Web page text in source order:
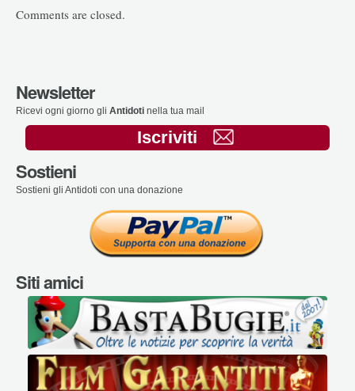
Comments are closed.
Newsletter
Ricevi ogni giorno gli Antidoti nella tua mail
Iscriviti
Sostieni
Sostieni gli Antidoti con una donazione
Siti amici